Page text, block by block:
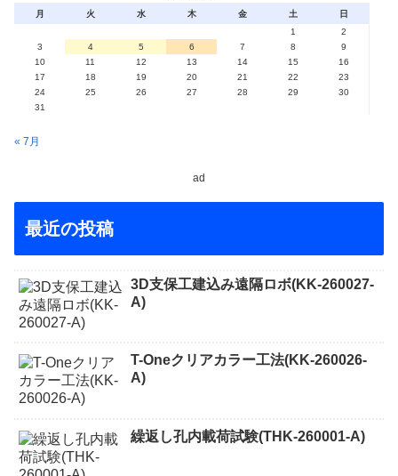
月 火 水 木 金 土
日
1
2
3
4 5 6 7 8
9
10
11 12 13 14 15
16
17
18 19 20 21 22
23
24
25 26 27 28 29
30
31
« 7月
ad
最近の投稿
3D支保工建込み遠隔ロボ(KK-260027-
A)
T-Oneクリアカラー工法(KK-260026-
A)
繰返し孔内載荷試験(THK-260001-A)